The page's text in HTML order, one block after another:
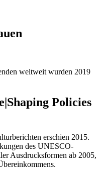
weltweit wurden 2019
Policies
erschien 2015.
des UNESCO-
Ausdrucksformen ab 2005,